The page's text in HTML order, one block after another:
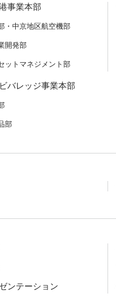
事業本部
・中京地区航空機部
開発部
ットマネジメント部
バレッジ事業本部
部
ンテーション